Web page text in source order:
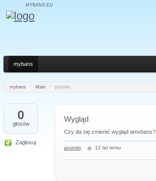
MYBANS.EU
mybans
mybans / Main / pytanie
0
głosów
Zagłosuj
Wygląd
Czy da się zmienić wygląd amxbans?
anonim 12 lat temu